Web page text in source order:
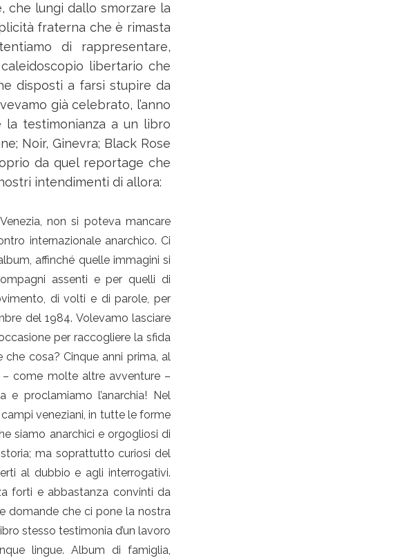
che lungi dallo smorzare la
fraterna che è rimasta
di rappresentare,
libertario che
disposti a farsi stupire da
già celebrato, l’anno
la testimonianza a un libro
Noir, Ginevra; Black Rose
da quel reportage che
intendimenti di allora:
non si poteva mancare
internazionale anarchico. Ci
affinché quelle immagini si
assenti e per quelli di
di volti e di parole, per
del 1984. Volevamo lasciare
per raccogliere la sfida
che cosa? Cinque anni prima, al
– come molte altre avventure –
e proclamiamo l’anarchia! Nel
veneziani, in tutte le forme
siamo anarchici e orgogliosi di
storia; ma soprattutto curiosi del
al dubbio e agli interrogativi.
forti e abbastanza convinti da
domande che ci pone la nostra
stesso testimonia d’un lavoro
lingue. Album di famiglia,